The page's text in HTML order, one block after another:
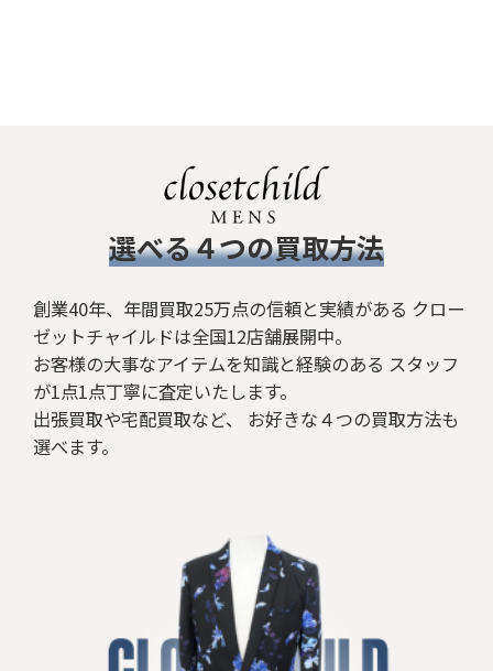
​選べる４つの買取方法
創業40年、年間買取25万点の信頼と実績がある クロー
ゼットチャイルドは全国12店舗展開中。
お客様の大事なアイテムを知識と経験のある スタッフ
が1点1点丁寧に査定いたします。
出張買取や宅配買取など、 お好きな４つの買取方法も
選べます。